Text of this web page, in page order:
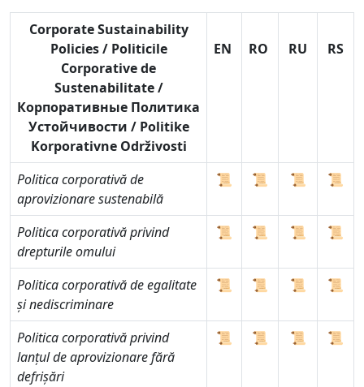
Corporate Sustainability
Policies / Politicile
Corporative de
Sustenabilitate /
Корпоративные Политика
Устойчивости / Politike
Korporativne Održivosti
EN RO RU RS
Politica corporativă de
aprovizionare sustenabilă
📜 📜 📜 📜
Politica corporativă privind
drepturile omului
📜 📜 📜 📜
Politica corporativă de egalitate
și nediscriminare
📜 📜 📜 📜
Politica corporativă privind
lanțul de aprovizionare fără
defrișări
📜 📜 📜 📜